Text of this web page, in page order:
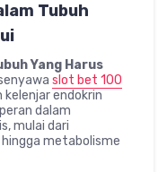
Tubuh
Yang Harus
slot bet 100
kelenjar endokrin
dalam
mulai dari
metabolisme